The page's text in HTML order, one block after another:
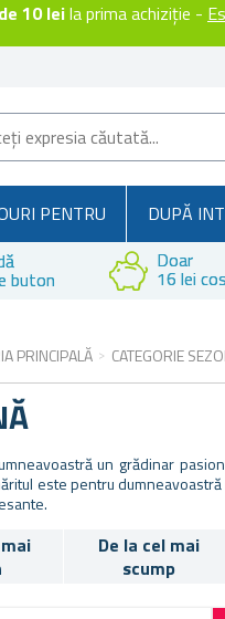
10 leila prima achiziție -
PENTRU DUPĂ
buton
Doar
16 lei
PRINCIPALĂ CATEGORIE
un grădinar
este pentru
De la cel mai
scump